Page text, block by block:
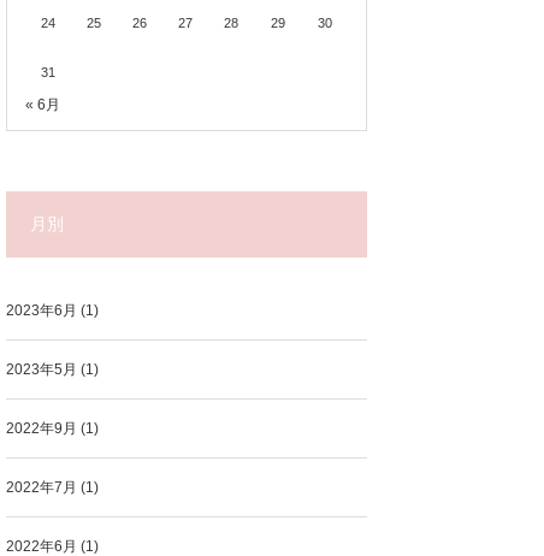
24 25 26 27 28 29 30
31
« 6月
月別
2023年6月 (1)
2023年5月 (1)
2022年9月 (1)
2022年7月 (1)
2022年6月 (1)